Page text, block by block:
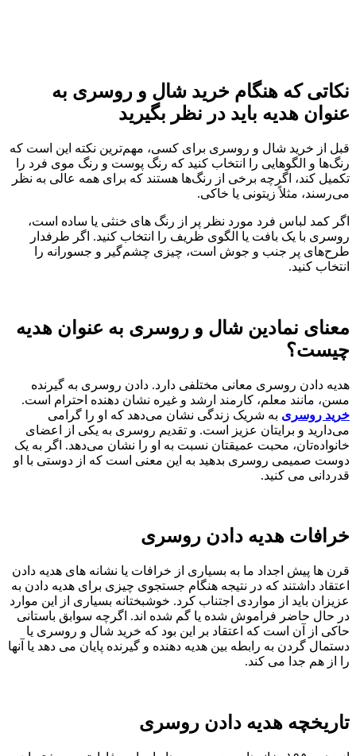
نکاتی که هنگام خرید شال و روسری به
عنوان هدیه باید در نظر بگیرید
قبل از خرید شال و روسری برای کسی، مهم‌ترین نکته این است که
رنگ‌ها و الگوهایی را انتخاب کنید که رنگ پوست و رنگ موی فرد را
تکمیل کند، اگرچه برخی از رنگ‌ها هستند که برای همه عالی به نظر
می‌رسند، مثلاً زیتونی یا خاکی.
اگر کمد لباس فرد مورد نظر پر از رنگ های خنثی یا ساده است،
روسری با یک بافت یا الگوی ظریف را انتخاب کنید. اگر طرفدار
طرح‌های پر جنب و جوش است، چیزی چشم‌گیر و جسورانه را
انتخاب کنید.
معنای نمادین شال و روسری به عنوان هدیه
چیست؟
هدیه دادن روسری معانی مختلفی دارد. دادن روسری به گیرنده
مسن، مانند معلم، کارمند ارشد و غیره نشان دهنده احترام است.
خرید روسری به شریک زندگی نشان می‌دهد که او را گرامی
می‌دارید و برایتان عزیز است. و تقدیم روسری به یکی از اعضای
خانواده‌تان، محبت عمیقتان نسبت به او را نشان می‌دهد. اگر به یک
دوست صمیمی روسری بدهید به این معنی است که از دوستی با او
قدردانی می کنید.
خرافات هدیه دادن روسری
قرن ها پیش اجداد ما به بسیاری از خرافات یا نشانه های هدیه دادن
اعتقاد داشتند که در نتیجه هنگام جستجوی چیزی برای هدیه دادن به
عزیزان باید از مواردی اجتناب کرد. خوشبختانه بسیاری از این موارد
در حال حاضر فراموش شده یا گم شده اند. اگرچه سوابق باستانی
حاکی از آن است که اعتقاد بر این بود که خرید شال و روسری یا
دستمال گردن به رابطه بین هدیه دهنده و گیرنده پایان می دهد یا آنها
را از هم جدا می کند.
تاریخچه هدیه دادن روسری